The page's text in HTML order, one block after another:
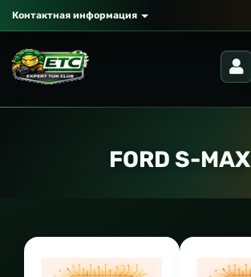
Контактная информация
FORD S-MAX